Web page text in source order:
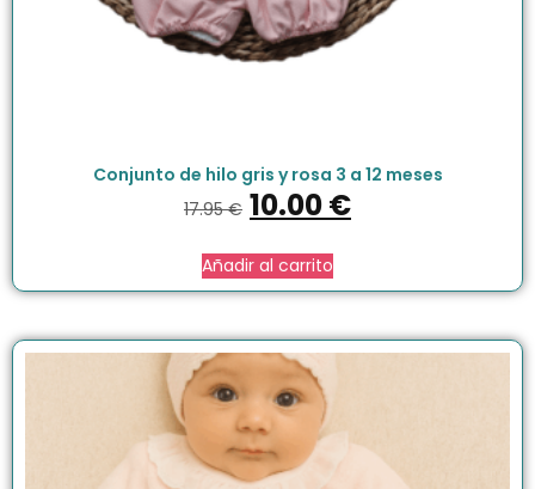
Conjunto de hilo gris y rosa 3 a 12 meses
17.95€ 10.00€
Añadir al carrito